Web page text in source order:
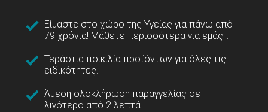
Είμαστε στο χώρο της Υγείας για πάνω από
79 χρόνια! Μάθετε περισσότερα για εμάς...
Τεράστια ποικιλία προϊόντων για όλες τις
ειδικότητες.
Άμεση ολοκλήρωση παραγγελίας σε
λιγότερο από 2 λεπτά.